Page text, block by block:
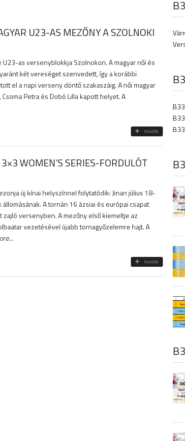
U23-AS MEZŐNY A SZOLNOKI
U23-as versenyblokkja Szolnokon. A magyar női és
két vereséget szenvedett, így a korábbi
el a napi verseny döntő szakaszáig. A női magyar
Petra és Dobó Lilla kapott helyet. A
tovább
WOMEN’S SERIES-FORDULÓT
új kínai helyszínnel folytatódik: Jinan július 18-
A tornán 16 ázsiai és európai csapat
versenyben. A mezőny első kiemeltje az
vezetésével újabb tornagyőzelemre hajt. A
...
tovább